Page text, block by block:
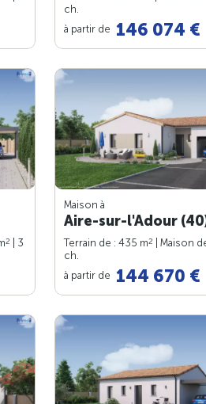
ch.
à partir de 146 074 €
2
| 3
Maison à
Aire-sur-l'Adour
Terrain de : 435 m2 | Maison
ch.
à partir de 144 670 €